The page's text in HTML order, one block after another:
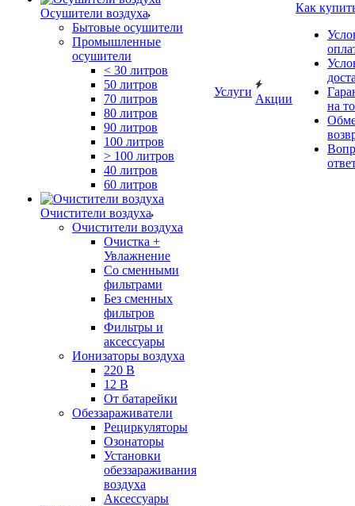
Осушители воздуха
Бытовые осушители
Промышленные
осушители
< 30 литров
50 литров
70 литров
80 литров
90 литров
100 литров
> 100 литров
40 литров
60 литров
Очистители воздуха
Очистители воздуха
Очистка +
Увлажнение
Cо сменными
фильтрами
Без сменных
фильтров
Фильтры и
аксессуары
Ионизаторы воздуха
220 В
12 В
От батарейки
Обеззараживатели
Рециркуляторы
Озонаторы
Установки
обеззараживания
воздуха
Аксессуары
Услуги
Акции
Как
на